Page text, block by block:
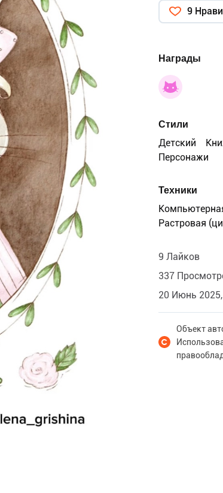
9
Награды
Стили
Детский
Персонажи
Техники
Растровая
9 Лайков
337
20 Июнь
Объект